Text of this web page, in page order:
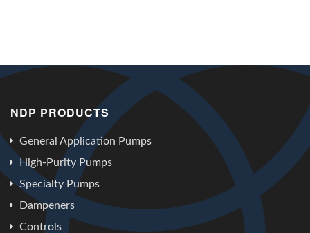
NDP PRODUCTS
General Application Pumps
High-Purity Pumps
Specialty Pumps
Dampeners
Controls